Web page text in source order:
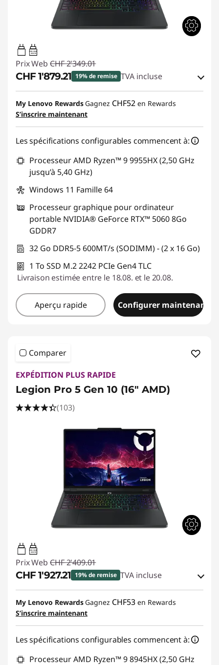
65W-100W
USB PD
Prix Web CHF 2'349.01
CHF 1'879.21 19% de remise TVA incluse
Bons de réduction en ligne :-CHF 469.80
Code de réduction :
My Lenovo Rewards Gagnez CHF52 en Rewards
S’inscrire maintenant
Les spécifications configurables commencent à:
Processeur AMD Ryzen™ 9 9955HX (2,50 GHz
jusqu’à 5,40 GHz)
Windows 11 Famille 64
Processeur graphique pour ordinateur
portable NVIDIA® GeForce RTX™ 5060 8Go
GDDR7
32 Go DDR5-5 600MT/s (SODIMM) - (2 x 16 Go)
1 To SSD M.2 2242 PCIe Gen4 TLC
Livraison estimée entre le 18.08. et le 20.08.
Aperçu rapide Configurer maintenant
Comparer
EXPÉDITION PLUS RAPIDE
Legion Pro 5 Gen 10 (16" AMD)
(103)
65W-100W
USB PD
Prix Web CHF 2'409.01
CHF 1'927.21 19% de remise TVA incluse
Bons de réduction en ligne :-CHF 481.80
Code de réduction :
My Lenovo Rewards Gagnez CHF53 en Rewards
S’inscrire maintenant
Les spécifications configurables commencent à:
Processeur AMD Ryzen™ 9 8945HX (2,50 GHz